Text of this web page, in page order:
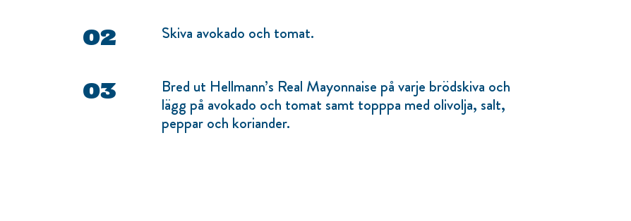
Skiva avokado och tomat.
Bred ut Hellmann’s Real Mayonnaise på varje brödskiva och
lägg på avokado och tomat samt topppa med olivolja, salt,
peppar och koriander.